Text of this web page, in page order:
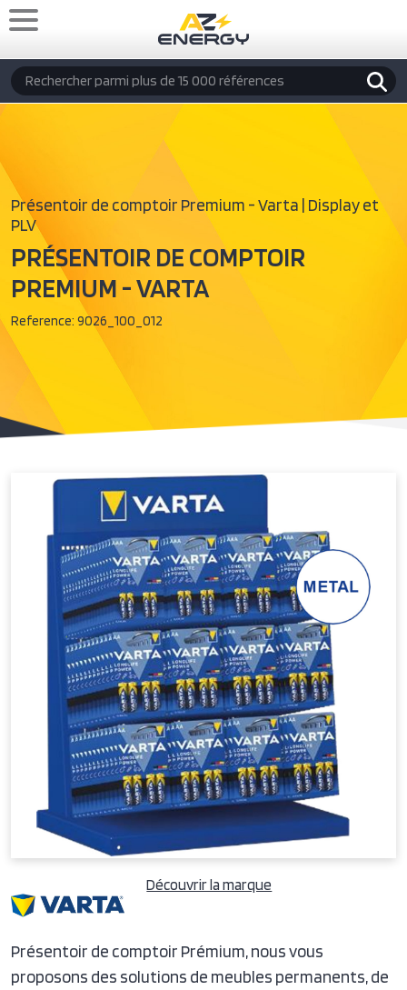
Aller au contenu principal
Rechercher
Présentoir de comptoir Premium - Varta | Display et
PLV
PRÉSENTOIR DE COMPTOIR
PREMIUM - VARTA
Reference: 9026_100_012
Découvrir la marque
Présentoir de comptoir Prémium, nous vous
proposons des solutions de meubles permanents, de